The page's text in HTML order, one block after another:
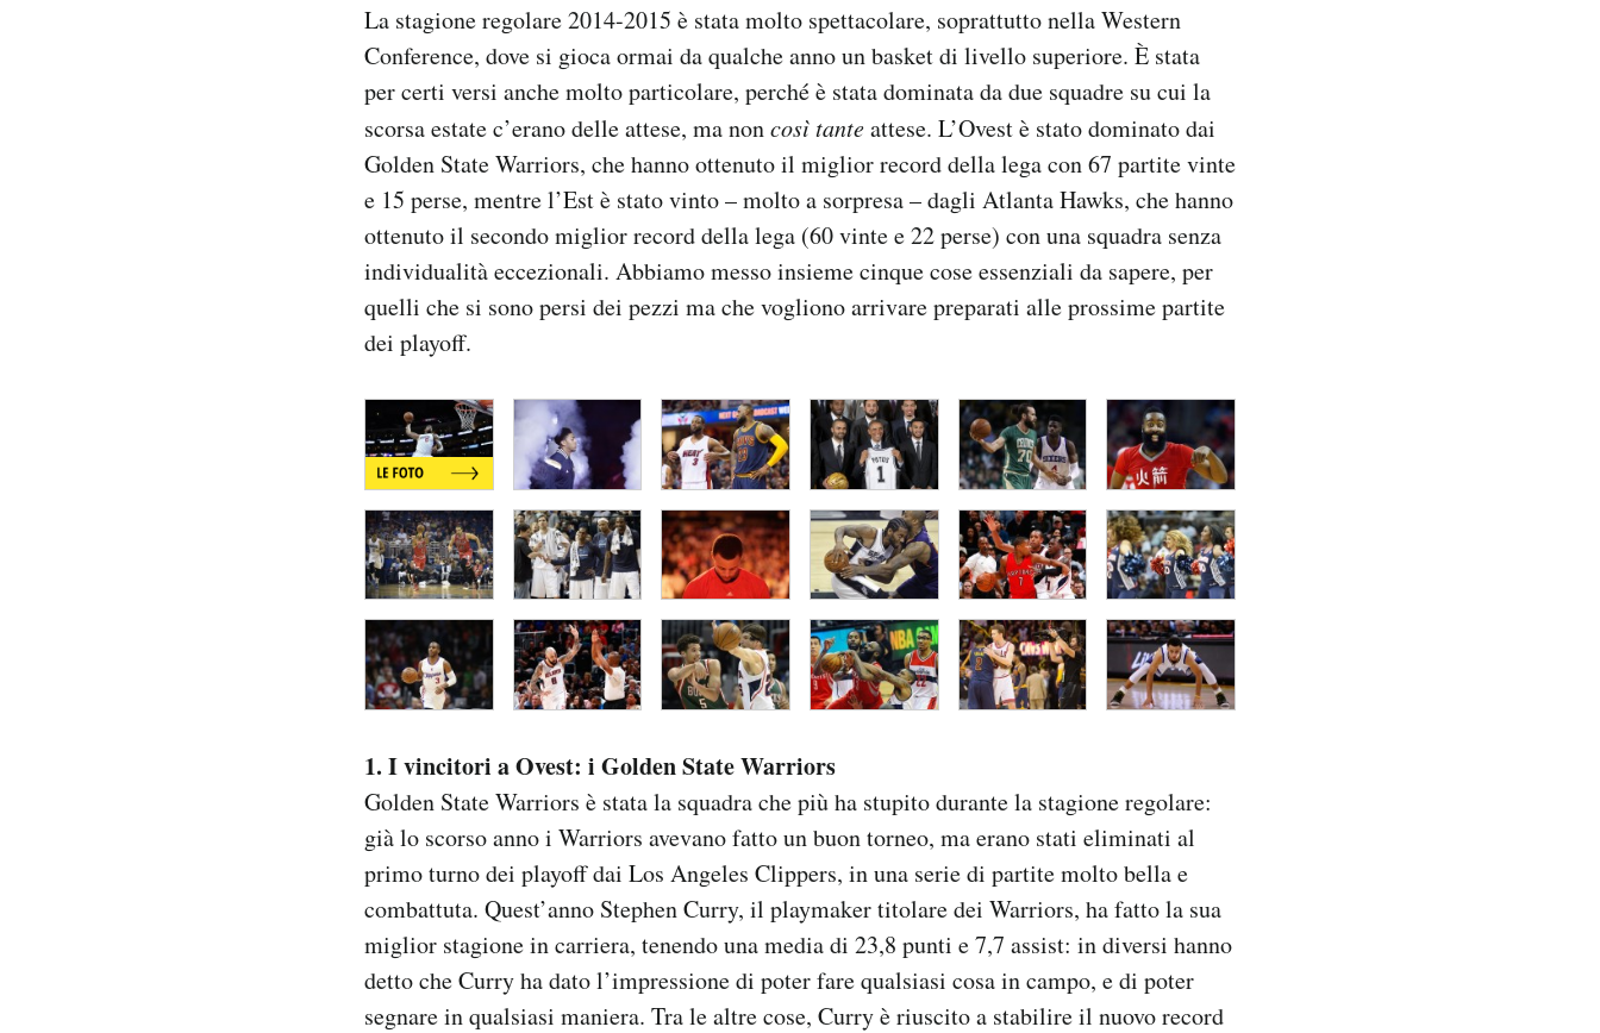
La stagione regolare 2014-2015 è stata molto spettacolare, soprattutto nella Western
Conference, dove si gioca ormai da qualche anno un basket di livello superiore. È stata
per certi versi anche molto particolare, perché è stata dominata da due squadre su cui la
scorsa estate c’erano delle attese, ma noncosì tanteattese. L’Ovest è stato dominato dai
Golden State Warriors, che hanno ottenuto il miglior record della lega con 67 partite vinte
e 15 perse, mentre l’Est è stato vinto – molto a sorpresa – dagli Atlanta Hawks, che hanno
ottenuto il secondo miglior record della lega (60 vinte e 22 perse) con una squadra senza
individualità eccezionali. Abbiamo messo insieme cinque cose essenziali da sapere, per
quelli che si sono persi dei pezzi ma che vogliono arrivare preparati alle prossime partite
dei playoff.
1. I vincitori a Ovest: i Golden State Warriors
Golden State Warriors è stata la squadra che più ha stupito durante la stagione regolare:
già lo scorso anno i Warriors avevano fatto un buon torneo, ma erano stati eliminati al
primo turno dei playoff dai Los Angeles Clippers, in una serie di partite molto bella e
combattuta. Quest’anno Stephen Curry, il playmaker titolare dei Warriors, ha fatto la sua
miglior stagione in carriera, tenendo una media di 23,8 punti e 7,7 assist: in diversi hanno
detto che Curry ha dato l’impressione di poter fare qualsiasi cosa in campo, e di poter
segnare in qualsiasi maniera. Tra le altre cose, Curry è riuscito a stabilire il nuovo record